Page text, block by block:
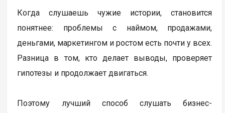
Когда слушаешь чужие истории, становится
понятнее: проблемы с наймом, продажами,
деньгами, маркетингом и ростом есть почти у всех.
Разница в том, кто делает выводы, проверяет
гипотезы и продолжает двигаться.
Поэтому лучший способ слушать бизнес-